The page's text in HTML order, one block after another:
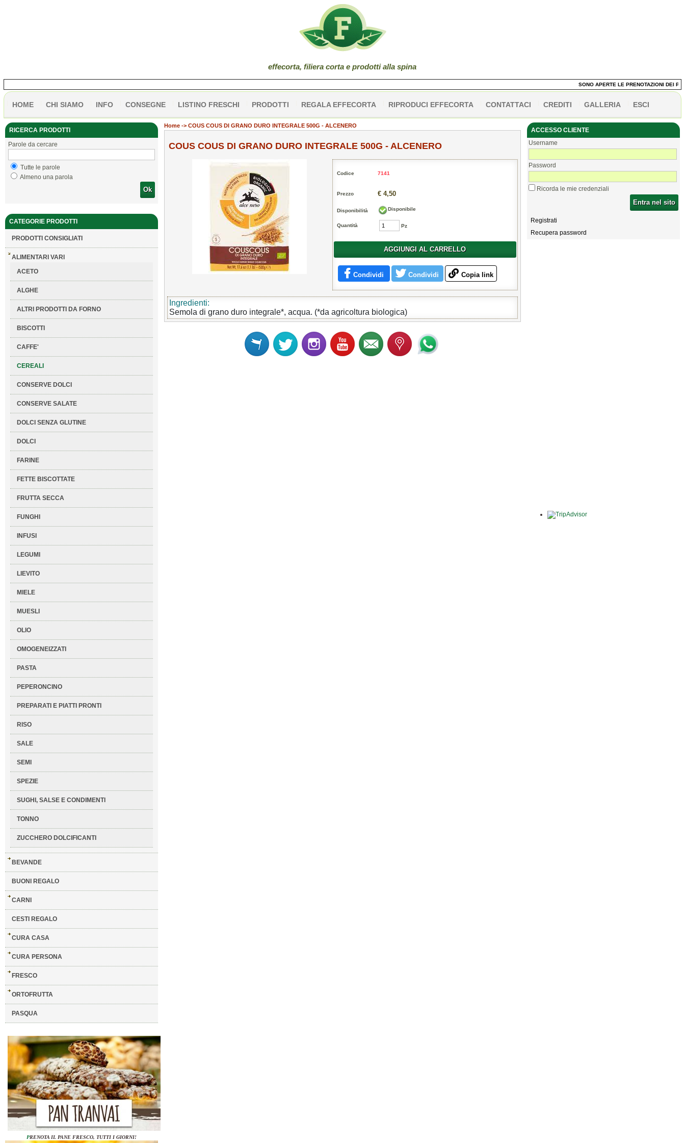
effecorta, filiera corta e prodotti alla spina
SONO APERTE LE PRENOTAZIONI DEI
HOME CHI SIAMO INFO CONSEGNE LISTINO FRESCHI PRODOTTI REGALA EFFECORTA RIPRODUCI EFFECORTA CONTATTACI CREDITI GALLERIA ESCI
RICERCA PRODOTTI
Parole da cercare
Tutte le parole
Almeno una parola
Ok
CATEGORIE PRODOTTI
PRODOTTI CONSIGLIATI
ALIMENTARI VARI
ACETO
ALGHE
ALTRI PRODOTTI DA FORNO
BISCOTTI
CAFFE'
CEREALI
CONSERVE DOLCI
CONSERVE SALATE
DOLCI SENZA GLUTINE
DOLCI
FARINE
FETTE BISCOTTATE
FRUTTA SECCA
FUNGHI
INFUSI
LEGUMI
LIEVITO
MIELE
MUESLI
OLIO
OMOGENEIZZATI
PASTA
PEPERONCINO
PREPARATI E PIATTI PRONTI
RISO
SALE
SEMI
SPEZIE
SUGHI, SALSE E CONDIMENTI
TONNO
ZUCCHERO DOLCIFICANTI
BEVANDE
BUONI REGALO
CARNI
CESTI REGALO
CURA CASA
CURA PERSONA
FRESCO
ORTOFRUTTA
PASQUA
PRENOTA IL PANE FRESCO, TUTTI I GIORNI!
Home-> COUS COUS DI GRANO DURO INTEGRALE 500G - ALCENERO
COUS COUS DI GRANO DURO INTEGRALE 500G - ALCENERO
Codice 7141
Prezzo € 4,50
Disponibilità Disponibile
Quantità Pz
AGGIUNGI AL CARRELLO
Condividi Condividi Copia link
Ingredienti:
Semola di grano duro integrale*, acqua. (*da agricoltura biologica)
ACCESSO CLIENTE
Username
Password
Ricorda le mie credenziali
Entra nel sito
Registrati
Recupera password